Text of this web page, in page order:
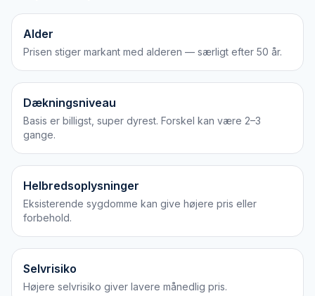
Alder
Prisen stiger markant med alderen — særligt efter 50 år.
Dækningsniveau
Basis er billigst, super dyrest. Forskel kan være 2–3
gange.
Helbredsoplysninger
Eksisterende sygdomme kan give højere pris eller
forbehold.
Selvrisiko
Højere selvrisiko giver lavere månedlig pris.